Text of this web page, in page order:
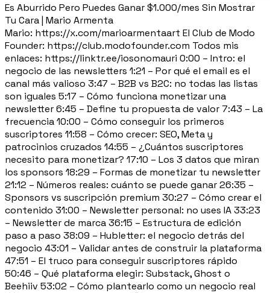
Es Aburrido Pero Puedes Ganar $1.000/mes Sin Mostrar
Tu Cara | Mario Armenta
Mario: https://x.com/marioarmentaart El Club de Modo
Founder: https://club.modofounder.com Todos mis
enlaces: https://linktr.ee/iosonomauri 0:00 – Intro: el
negocio de las newsletters 1:21 – Por qué el email es el
canal más valioso 3:47 – B2B vs B2C: no todas las listas
son iguales 5:17 – Cómo funciona monetizar una
newsletter 6:45 – Define tu propuesta de valor 7:43 – La
frecuencia 10:00 – Cómo conseguir los primeros
suscriptores 11:58 – Cómo crecer: SEO, Meta y
patrocinios cruzados 14:55 – ¿Cuántos suscriptores
necesito para monetizar? 17:10 – Los 3 datos que miran
los sponsors 18:29 – Formas de monetizar tu newsletter
21:12 – Números reales: cuánto se puede ganar 26:35 –
Sponsors vs suscripción premium 30:27 – Cómo crear el
contenido 31:00 – Newsletter personal: no uses IA 33:23
– Newsletter de marca 36:15 – Estructura de edición
paso a paso 38:09 – Hubletter: el negocio detrás del
negocio 43:01 – Validar antes de construir la plataforma
47:51 – El truco para conseguir suscriptores rápido
50:46 – Qué plataforma elegir: Substack, Ghost o
Beehiiv 53:02 – Cómo plantearlo como un negocio real